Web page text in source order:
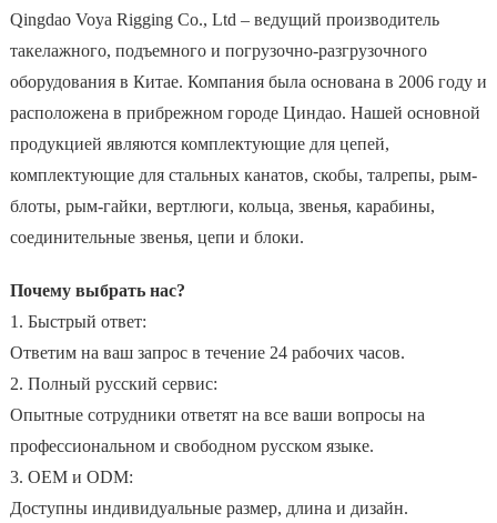
Qingdao Voya Rigging Co., Ltd – ведущий производитель
такелажного, подъемного и погрузочно-разгрузочного
оборудования в Китае. Компания была основана в 2006 году и
расположена в прибрежном городе Циндао. Нашей основной
продукцией являются комплектующие для цепей,
комплектующие для стальных канатов, скобы, талрепы, рым-
блоты, рым-гайки, вертлюги, кольца, звенья, карабины,
соединительные звенья, цепи и блоки.
Почему выбрать нас?
1. Быстрый ответ:
Ответим на ваш запрос в течение 24 рабочих часов.
2. Полный русский сервис:
Опытные сотрудники ответят на все ваши вопросы на
профессиональном и свободном русском языке.
3. OEM и ODM:
Доступны индивидуальные размер, длина и дизайн.